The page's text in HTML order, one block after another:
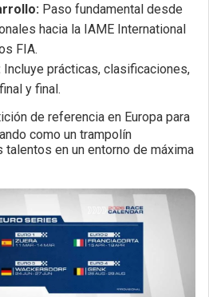
Paso fundamental desde
hacia la IAME International
FIA.
Incluye prácticas, clasificaciones,
y final.
de referencia en Europa para
como un trampolín
en un entorno de máxima